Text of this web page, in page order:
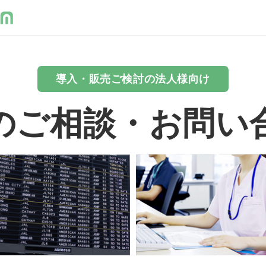
導入・販売ご検討の法人様向け
ご相談・お問い